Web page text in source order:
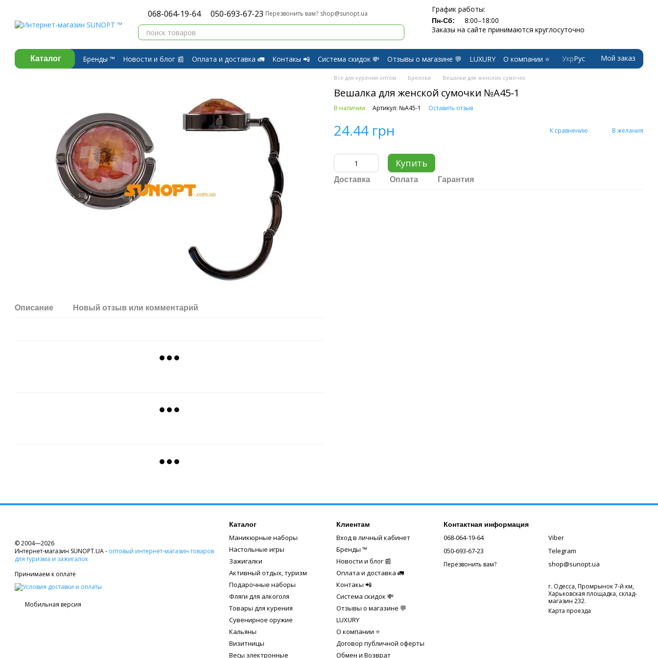
068-064-19-64 050-693-67-23 Перезвонить вам? shop@sunopt.ua График работы:
Пн-Сб:
8:00–18:00
Заказы на сайте принимаются круглосуточно
Каталог Бренды ™️ Новости и блог 📰 Оплата и доставка 🚛 Контакы 📲 Система скидок 💸 Отзывы о магазине 💬 LUXURY
О компании ⭐
Договор публичной оферты
Обмен и Возврат
УкрРус Мой заказ
Описание Новый отзыв или комментарий
Все для курения оптом Брелоки Вешалки для женских сумочек
Вешалка для женской сумочки №A45-1
В наличии Артикул: №A45-1 Оставить отзыв
24.44 грн К сравнению В желания
Купить
Доставка Оплата Гарантия
© 2004—2026
Интернет-магазин SUNOPT.UA - оптовый интернет-магазин товаров
для туризма и зажигалок
Принимаем к оплате
Мобильная версия
Каталог
Маникюрные наборы
Настольные игры
Зажигалки
Активный отдых, туризм
Подарочные наборы
Фляги для алкоголя
Товары для курения
Сувенирное оружие
Кальяны
Визитницы
Весы электронные
Клиентам
Вход в личный кабинет
Бренды ™️
Новости и блог 📰
Оплата и доставка 🚛
Контакы 📲
Система скидок 💸
Отзывы о магазине 💬
LUXURY
О компании ⭐
Договор публичной оферты
Обмен и Возврат
Контактная информация
068-064-19-64
050-693-67-23
Перезвонить вам?
Viber
Telegram
shop@sunopt.ua
г. Одесса, Промрынок 7-й км,
Харьковская площадка, склад-
магазин 232.
Карта проезда